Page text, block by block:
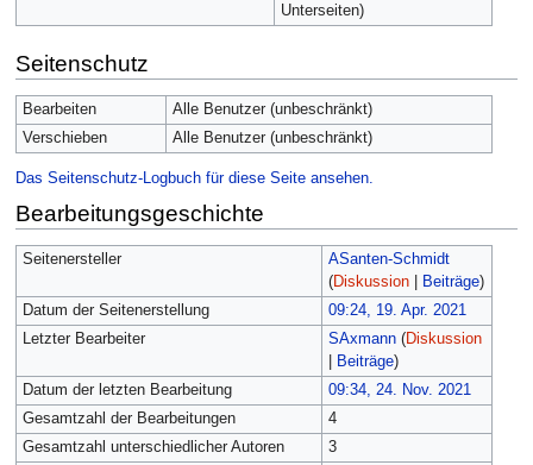
Unterseiten)
Seitenschutz
Bearbeiten
Alle Benutzer (unbeschränkt)
Verschieben
Alle Benutzer (unbeschränkt)
Das Seitenschutz-Logbuch für diese Seite ansehen.
Bearbeitungsgeschichte
Seitenersteller
ASanten-Schmidt
(Diskussion| Beiträge)
Datum der Seitenerstellung
09:24, 19. Apr. 2021
Letzter Bearbeiter
SAxmann (Diskussion
Beiträge)
Datum der letzten Bearbeitung
09:34, 24. Nov. 2021
Gesamtzahl der Bearbeitungen
4
Gesamtzahl unterschiedlicher Autoren
3